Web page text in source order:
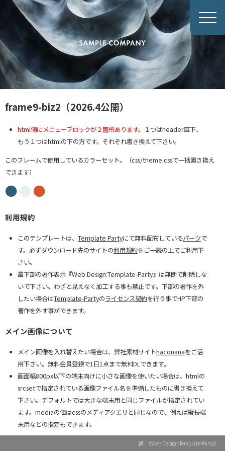
frame9-biz2（2026.4公開）
html側にメニューブロックが２箇所あります。
１つはheader直下、
もう１つはhtmlの下の方です。それぞれ書き換えて下さい。
このフレームで使用しているカラーセット。（css/theme.cssで一括置き換え
できます）
● ●
利用規約
このテンプレートは、 Template Partyにて無料配布しているパーツで
す。必ずダウンロード先のサイトの利用規約をご一読の上でご利用下
さい。
最下部の著作表示『Web Design:Template-Party』は無断で削除しな
いで下さい。わざと見えなく加工する事も禁止です。下部の著作を外
したい場合はTemplate-Partyのライセンス契約を行う事でHP下部の
著作を外す事ができます。
メイン画像について
メイン画像を入れ替えたい場合は、弊社素材サイトhaconanaをご活
用下さい。無料会員登録で1日1点まで無料DLできます。
画面幅800px以下の端末向けに小さな画像を使いたい場合は、htmlの
srcsetで指定されている画像ファイル名を準備したものに書き換えて
下さい。デフォルトでは大きな端末用と同じファイルが指定されてい
ます。mediaの値はcssのメディアクエリと同じなので、例えば縦長端
末用などの指定もできます。
《Web Design:Template-Party》